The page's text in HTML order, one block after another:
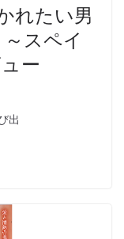
れたい男
スペイ
ー
出